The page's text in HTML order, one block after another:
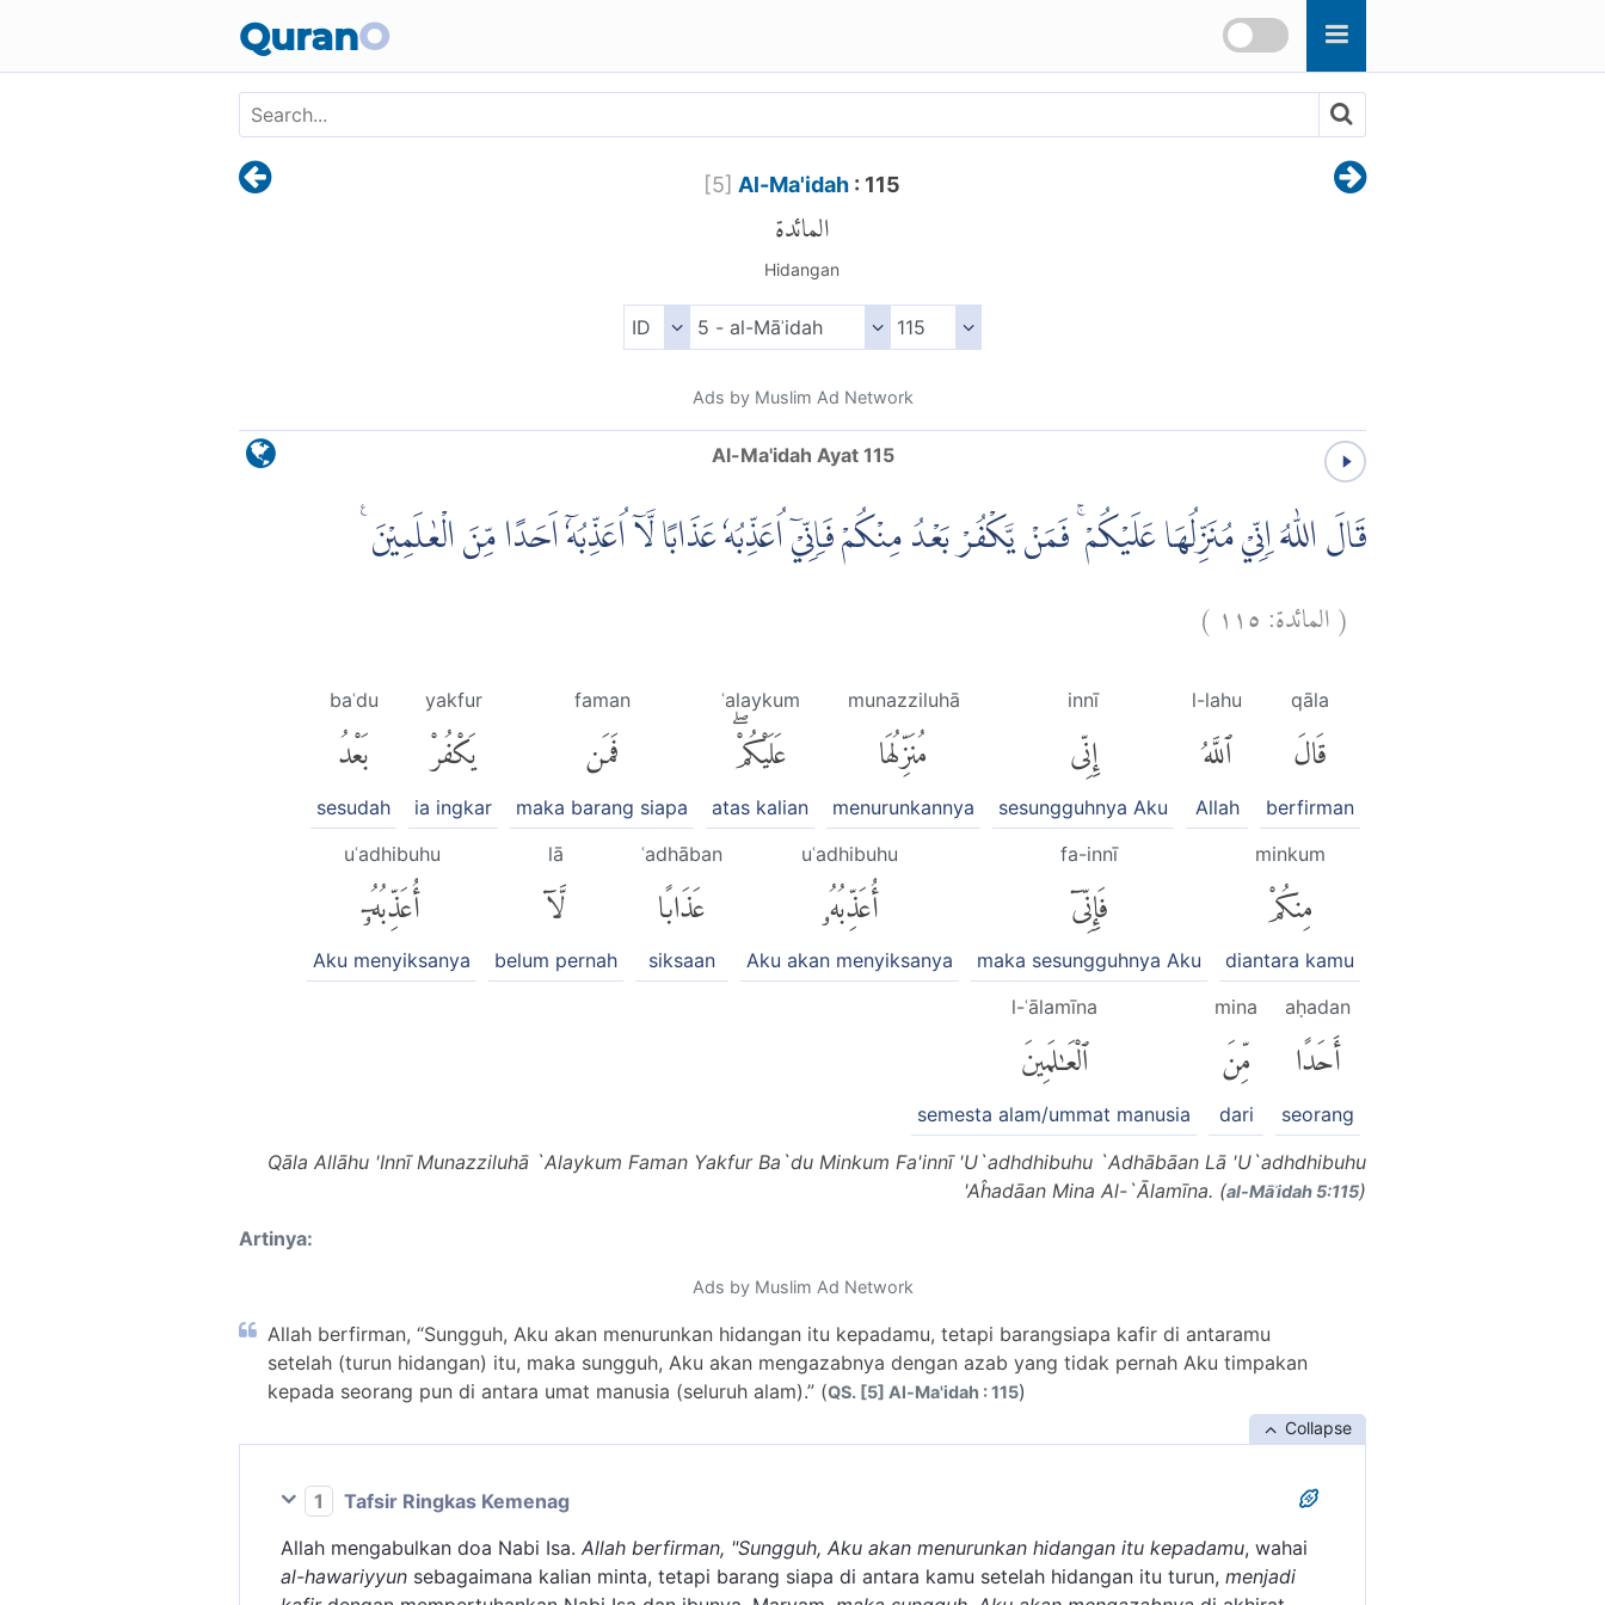
QuranO
[5] Al-Ma'idah : 115
المائدة
Hidangan
Ads by Muslim Ad Network
Al-Ma'idah Ayat 115
قَالَ اللّٰهُ اِنِّيْ مُنَزِّلُهَا عَلَيْكُمْ ۚ فَمَنْ يَّكْفُرْ بَعْدُ مِنْكُمْ فَاِنِّيْٓ اُعَذِّبُهٗ عَذَابًا لَّآ اُعَذِّبُهٗٓ اَحَدًا مِّنَ الْعٰلَمِيْنَ ࣖ
(المائدة:١١٥ )
qāla
قَالَ
berfirman
l-lahu
ٱللَّهُ
Allah
innī
إِنِّى
sesungguhnya Aku
munazziluhā
مُنَزِّلُهَا
menurunkannya
ʿalaykum
عَلَيْكُمْۖ
atas kalian
faman
فَمَن
maka barang siapa
yakfur
يَكْفُرْ
ia ingkar
baʿdu
بَعْدُ
sesudah
minkum
مِنكُمْ
diantara kamu
fa-innī
فَإِنِّىٓ
maka sesungguhnya Aku
uʿadhibuhu
أُعَذِّبُهُۥ
Aku akan menyiksanya
ʿadhāban
عَذَابًا
siksaan
lā
لَّآ
belum pernah
uʿadhibuhu
أُعَذِّبُهُۥٓ
Aku menyiksanya
aḥadan
أَحَدًا
seorang
mina
مِّنَ
dari
l-ʿālamīna
ٱلْعَٰلَمِينَ
semesta alam/ummat manusia
Qāla Allāhu 'Innī Munazziluhā `Alaykum Faman Yakfur Ba`du Minkum Fa'innī 'U`adhdhibuhu `Adhābāan Lā 'U`adhdhibuhu
'Aĥadāan Mina Al-`Ālamīna. (al-Māʾidah 5:115)
Artinya:
Ads by Muslim Ad Network
Allah berfirman, “Sungguh, Aku akan menurunkan hidangan itu kepadamu, tetapi barangsiapa kafir di antaramu
setelah (turun hidangan) itu, maka sungguh, Aku akan mengazabnya dengan azab yang tidak pernah Aku timpakan
kepada seorang pun di antara umat manusia (seluruh alam).” (QS. [5] Al-Ma'idah : 115)
Collapse
1
Tafsir Ringkas Kemenag
Allah mengabulkan doa Nabi Isa. Allah berfirman, "Sungguh, Aku akan menurunkan hidangan itu kepadamu, wahai
al-hawariyyun sebagaimana kalian minta, tetapi barang siapa di antara kamu setelah hidangan itu turun, menjadi